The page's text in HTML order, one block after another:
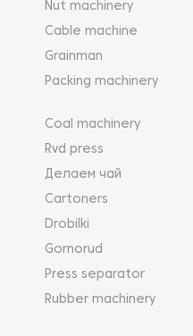
Nut machinery
Cable machine
Grainman
Packing machinery
Coal machinery
Rvd press
Делаем чай
Cartoners
Drobilki
Gornorud
Press separator
Rubber machinery